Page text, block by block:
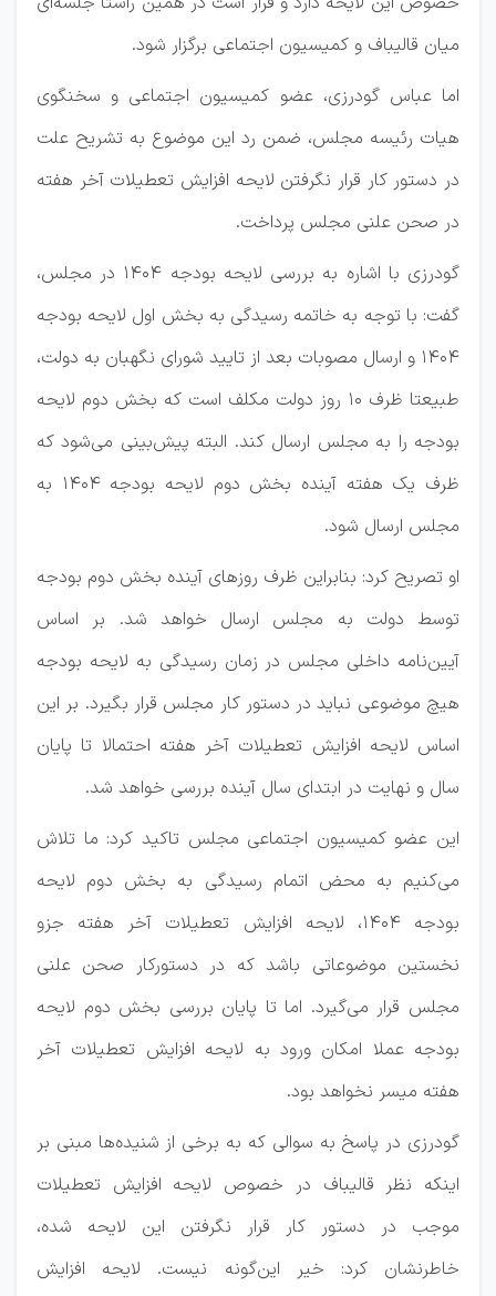
میان قالیباف و کمیسیون اجتماعی برگزار شود.
اما عباس گودرزی، عضو کمیسیون اجتماعی و سخنگوی
هیات رئیسه مجلس، ضمن رد این موضوع به تشریح علت
در دستور کار قرار نگرفتن لایحه افزایش تعطیلات آخر هفته
در صحن علنی مجلس پرداخت.
گودرزی با اشاره به بررسی لایحه بودجه ۱۴۰۴ در مجلس،
گفت: با توجه به خاتمه رسیدگی به بخش اول لایحه بودجه
۱۴۰۴ و ارسال مصوبات بعد از تایید شورای نگهبان به دولت،
طبیعتا ظرف ۱۰ روز دولت مکلف است که بخش دوم لایحه
بودجه را به مجلس ارسال کند. البته پیش‌بینی می‌شود که
ظرف یک هفته آینده بخش دوم لایحه بودجه ۱۴۰۴ به
مجلس ارسال شود.
او تصریح کرد: بنابراین ظرف روز‌های آینده بخش دوم بودجه
توسط دولت به مجلس ارسال خواهد شد. بر اساس
آیین‌نامه داخلی مجلس در زمان رسیدگی به لایحه بودجه
هیچ موضوعی نباید در دستور کار مجلس قرار بگیرد. بر این
اساس لایحه افزایش تعطیلات آخر هفته احتمالا تا پایان
سال و نهایت در ابتدای سال آینده بررسی خواهد شد.
این عضو کمیسیون اجتماعی مجلس تاکید کرد: ما تلاش
می‌کنیم به محض اتمام رسیدگی به بخش دوم لایحه
بودجه ۱۴۰۴، لایحه افزایش تعطیلات آخر هفته جزو
نخستین موضوعاتی باشد که در دستورکار صحن علنی
مجلس قرار می‌گیرد. اما تا پایان بررسی بخش دوم لایحه
بودجه عملا امکان ورود به لایحه افزایش تعطیلات آخر
هفته میسر نخواهد بود.
گودرزی در پاسخ به سوالی که به برخی از شنیده‌ها مبنی بر
اینکه نظر قالیباف در خصوص لایحه افزایش تعطیلات
موجب در دستور کار قرار نگرفتن این لایحه شده،
خاطرنشان کرد: خیر این‌گونه نیست. لایحه افزایش